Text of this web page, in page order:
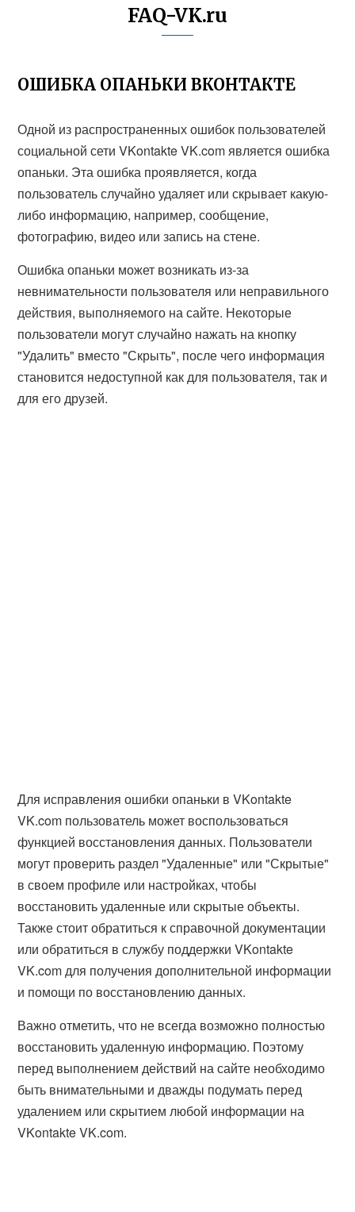
FAQ-VK.ru
ОШИБКА ОПАНЬКИ ВКОНТАКТЕ
Одной из распространенных ошибок пользователей
социальной сети VKontakte VK.com является ошибка
опаньки. Эта ошибка проявляется, когда
пользователь случайно удаляет или скрывает какую-
либо информацию, например, сообщение,
фотографию, видео или запись на стене.
Ошибка опаньки может возникать из-за
невнимательности пользователя или неправильного
действия, выполняемого на сайте. Некоторые
пользователи могут случайно нажать на кнопку
"Удалить" вместо "Скрыть", после чего информация
становится недоступной как для пользователя, так и
для его друзей.
Для исправления ошибки опаньки в VKontakte
VK.com пользователь может воспользоваться
функцией восстановления данных. Пользователи
могут проверить раздел "Удаленные" или "Скрытые"
в своем профиле или настройках, чтобы
восстановить удаленные или скрытые объекты.
Также стоит обратиться к справочной документации
или обратиться в службу поддержки VKontakte
VK.com для получения дополнительной информации
и помощи по восстановлению данных.
Важно отметить, что не всегда возможно полностью
восстановить удаленную информацию. Поэтому
перед выполнением действий на сайте необходимо
быть внимательными и дважды подумать перед
удалением или скрытием любой информации на
VKontakte VK.com.